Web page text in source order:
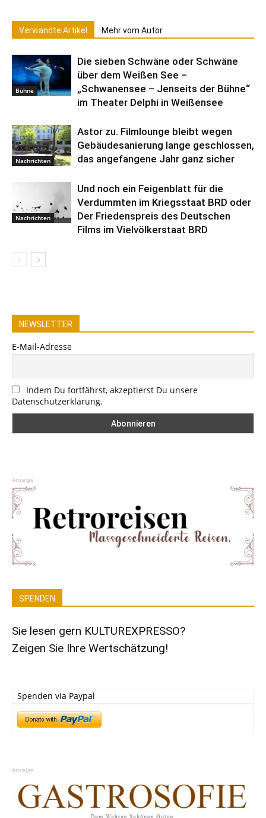
Verwandte Artikel Mehr vom Autor
Bühne
Die sieben Schwäne oder Schwäne
über dem Weißen See –
„Schwanensee – Jenseits der Bühne“
im Theater Delphi in Weißensee
Nachrichten
Astor zu. Filmlounge bleibt wegen
Gebäudesanierung lange geschlossen,
das angefangene Jahr ganz sicher
Nachrichten
Und noch ein Feigenblatt für die
Verdummten im Kriegsstaat BRD oder
Der Friedenspreis des Deutschen
Films im Vielvölkerstaat BRD
NEWSLETTER
E-Mail-Adresse
Indem Du fortfährst, akzeptierst Du unsere
Datenschutzerklärung.
Anzeige
SPENDEN
Sie lesen gern KULTUREXPRESSO?
Zeigen Sie Ihre Wertschätzung!
Spenden via Paypal
Anzeige